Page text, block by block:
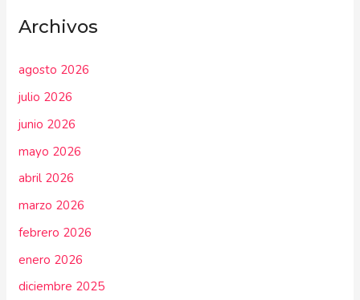
Archivos
agosto 2026
julio 2026
junio 2026
mayo 2026
abril 2026
marzo 2026
febrero 2026
enero 2026
diciembre 2025